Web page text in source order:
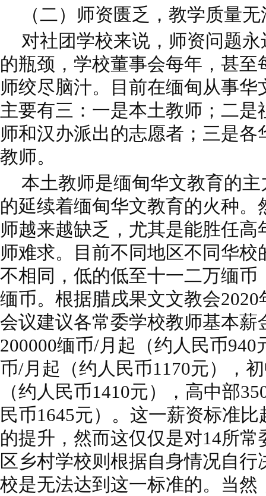
（二）师资匮乏，教学质量
对社团学校来说，师资问题
的瓶颈，学校董事会每年，甚
师绞尽脑汁。目前在缅甸从事
主要有三：一是本土教师；二
师和汉办派出的志愿者；三是
教师。
本土教师是缅甸华文教育的
的延续着缅甸华文教育的火种
师越来越缺乏，尤其是能胜任
师难求。目前不同地区不同华
不相同，低的低至十一二万缅币
缅币。根据腊戌果文文教会
会议建议各常委学校教师基本薪
200000缅币/月起（约人民币940
币/月起（约人民币1170元），
（约人民币1410元），高中部
民币1645元）。这一薪资标准
的提升，然而这仅仅是对14所
区乡村学校则根据自身情况自
校是无法达到这一标准的。当然